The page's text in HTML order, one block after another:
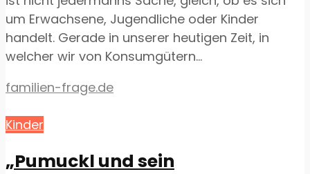
um Erwachsene, Jugendliche oder Kinder
handelt. Gerade in unserer heutigen Zeit, in
welcher wir von Konsumgütern...
familien-frage.de
Kinder
„Pumuckl und sein